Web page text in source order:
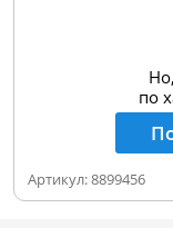
по
Артикул:8899456